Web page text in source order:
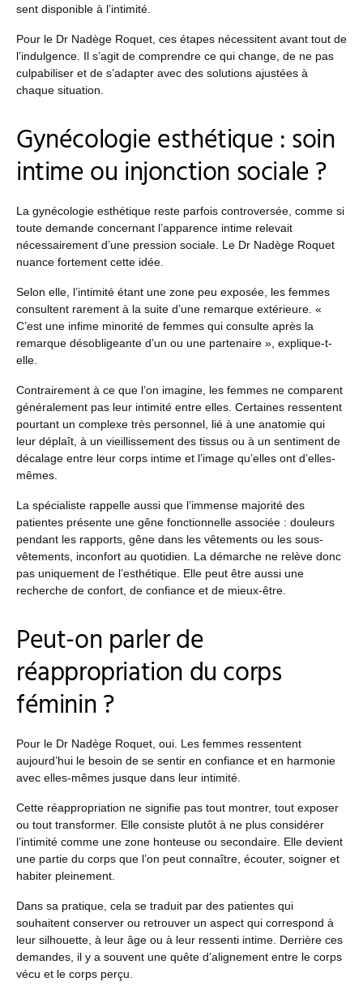
sent disponible à l’intimité.
Pour le Dr Nadège Roquet, ces étapes nécessitent avant tout de
l’indulgence. Il s’agit de comprendre ce qui change, de ne pas
culpabiliser et de s’adapter avec des solutions ajustées à
chaque situation.
Gynécologie esthétique : soin
intime ou injonction sociale ?
La gynécologie esthétique reste parfois controversée, comme si
toute demande concernant l’apparence intime relevait
nécessairement d’une pression sociale. Le Dr Nadège Roquet
nuance fortement cette idée.
Selon elle, l’intimité étant une zone peu exposée, les femmes
consultent rarement à la suite d’une remarque extérieure. «
C’est une infime minorité de femmes qui consulte après la
remarque désobligeante d’un ou une partenaire », explique-t-
elle.
Contrairement à ce que l’on imagine, les femmes ne comparent
généralement pas leur intimité entre elles. Certaines ressentent
pourtant un complexe très personnel, lié à une anatomie qui
leur déplaît, à un vieillissement des tissus ou à un sentiment de
décalage entre leur corps intime et l’image qu’elles ont d’elles-
mêmes.
La spécialiste rappelle aussi que l’immense majorité des
patientes présente une gêne fonctionnelle associée : douleurs
pendant les rapports, gêne dans les vêtements ou les sous-
vêtements, inconfort au quotidien. La démarche ne relève donc
pas uniquement de l’esthétique. Elle peut être aussi une
recherche de confort, de confiance et de mieux-être.
Peut-on parler de
réappropriation du corps
féminin ?
Pour le Dr Nadège Roquet, oui. Les femmes ressentent
aujourd’hui le besoin de se sentir en confiance et en harmonie
avec elles-mêmes jusque dans leur intimité.
Cette réappropriation ne signifie pas tout montrer, tout exposer
ou tout transformer. Elle consiste plutôt à ne plus considérer
l’intimité comme une zone honteuse ou secondaire. Elle devient
une partie du corps que l’on peut connaître, écouter, soigner et
habiter pleinement.
Dans sa pratique, cela se traduit par des patientes qui
souhaitent conserver ou retrouver un aspect qui correspond à
leur silhouette, à leur âge ou à leur ressenti intime. Derrière ces
demandes, il y a souvent une quête d’alignement entre le corps
vécu et le corps perçu.